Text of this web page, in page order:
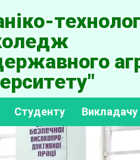
Студенту Викладачу